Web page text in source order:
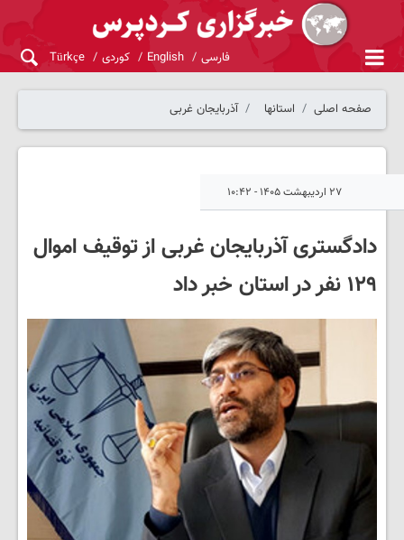
فارسی English کوردی Türkçe
صفحه اصلی استانها آذربایجان غربی
۲۷ اردیبهشت ۱۴۰۵ - ۱۰:۴۲
دادگستری آذربایجان غربی از توقیف اموال
١٢٩ نفر در استان خبر داد